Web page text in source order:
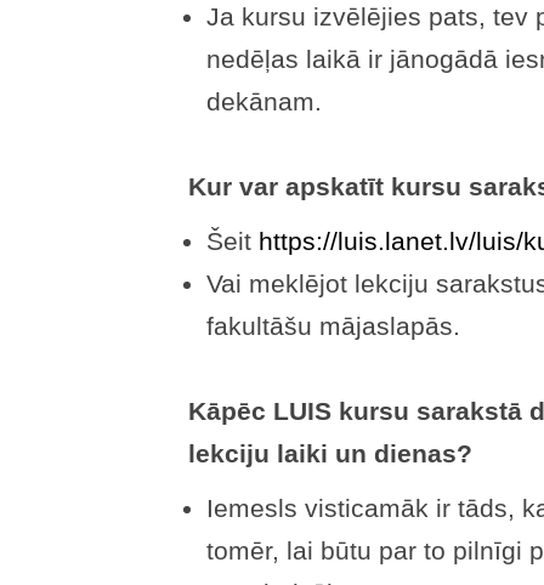
Ja kursu izvēlējies pats, tev
nedēļas laikā ir jānogādā
dekānam.
Kur var apskatīt kursu
Šeit https://luis.lanet.lv/luis/
Vai meklējot lekciju
fakultāšu mājaslapās.
Kāpēc LUIS kursu sarakstā
lekciju laiki un dienas?
Iemesls visticamāk ir tāds,
tomēr, lai būtu par to pilnīgi